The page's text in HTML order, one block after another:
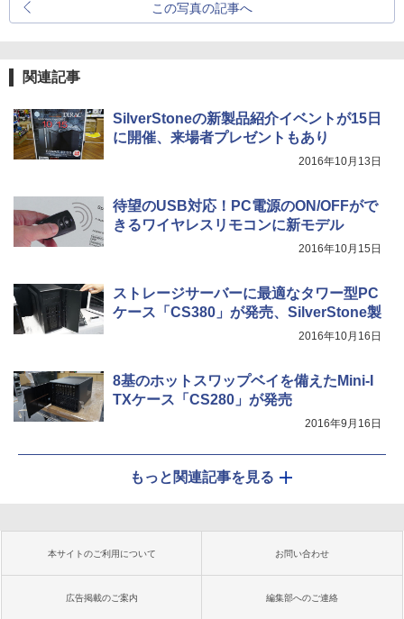
この写真の記事へ
関連記事
SilverStoneの新製品紹介イベントが15日
に開催、来場者プレゼントもあり
2016年10月13日
待望のUSB対応！PC電源のON/OFFがで
きるワイヤレスリモコンに新モデル
2016年10月15日
ストレージサーバーに最適なタワー型PC
ケース「CS380」が発売、SilverStone製
2016年10月16日
8基のホットスワップベイを備えたMini-I
TXケース「CS280」が発売
2016年9月16日
もっと関連記事を見る
本サイトのご利用について お問い合わせ
広告掲載のご案内 編集部へのご連絡